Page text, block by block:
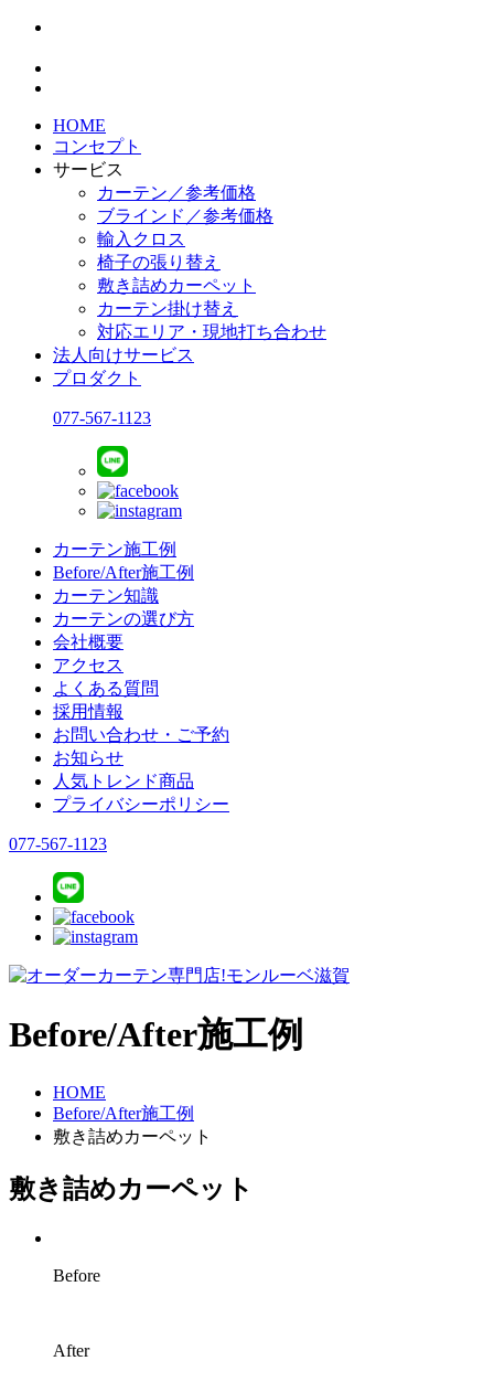
HOME
コンセプト
サービス
カーテン／参考価格
ブラインド／参考価格
輸入クロス
椅子の張り替え
敷き詰めカーペット
カーテン掛け替え
対応エリア・現地打ち合わせ
法人向けサービス
プロダクト
077-567-1123
カーテン施工例
Before/After施工例
カーテン知識
カーテンの選び方
会社概要
アクセス
よくある質問
採用情報
お問い合わせ・ご予約
お知らせ
人気トレンド商品
プライバシーポリシー
077-567-1123
Before/After施工例
HOME
Before/After施工例
敷き詰めカーペット
敷き詰めカーペット
Before
After